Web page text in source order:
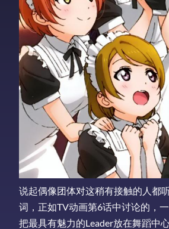
说起偶像团体对这稍有接触的人都
词，正如TV动画第6话中讨论的，
把最具有魅力的Leader放在舞蹈中